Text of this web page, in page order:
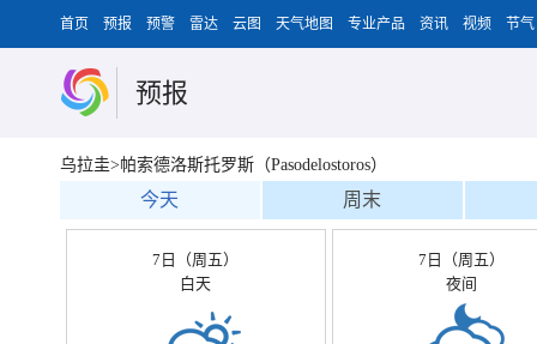
首页 预报 预警 雷达 云图 天气地图 专业产品 资讯 视频 节气
预报
乌拉圭>帕索德洛斯托罗斯（Pasodelostoros）
今天 周末
7日（周五）
白天
7日（周五）
夜间